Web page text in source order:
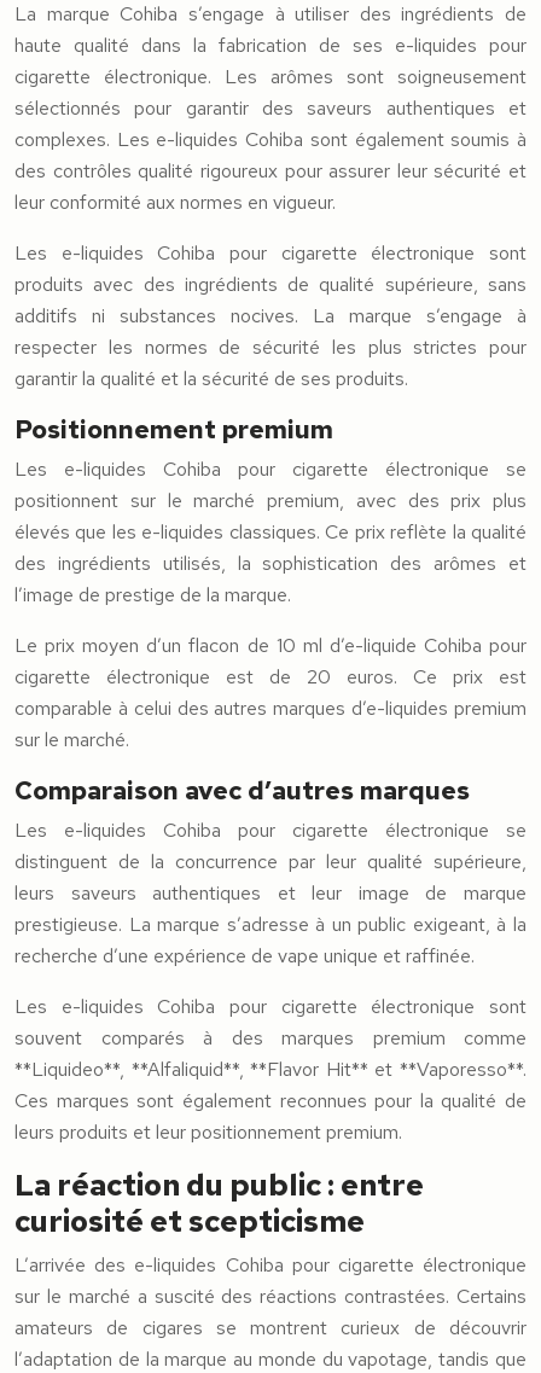
La marque Cohiba s’engage à utiliser des ingrédients de
haute qualité dans la fabrication de ses e-liquides pour
cigarette électronique. Les arômes sont soigneusement
sélectionnés pour garantir des saveurs authentiques et
complexes. Les e-liquides Cohiba sont également soumis à
des contrôles qualité rigoureux pour assurer leur sécurité et
leur conformité aux normes en vigueur.
Les e-liquides Cohiba pour cigarette électronique sont
produits avec des ingrédients de qualité supérieure, sans
additifs ni substances nocives. La marque s’engage à
respecter les normes de sécurité les plus strictes pour
garantir la qualité et la sécurité de ses produits.
Positionnement premium
Les e-liquides Cohiba pour cigarette électronique se
positionnent sur le marché premium, avec des prix plus
élevés que les e-liquides classiques. Ce prix reflète la qualité
des ingrédients utilisés, la sophistication des arômes et
l’image de prestige de la marque.
Le prix moyen d’un flacon de 10 ml d’e-liquide Cohiba pour
cigarette électronique est de 20 euros. Ce prix est
comparable à celui des autres marques d’e-liquides premium
sur le marché.
Comparaison avec d’autres marques
Les e-liquides Cohiba pour cigarette électronique se
distinguent de la concurrence par leur qualité supérieure,
leurs saveurs authentiques et leur image de marque
prestigieuse. La marque s’adresse à un public exigeant, à la
recherche d’une expérience de vape unique et raffinée.
Les e-liquides Cohiba pour cigarette électronique sont
souvent comparés à des marques premium comme
**Liquideo**, **Alfaliquid**, **Flavor Hit** et **Vaporesso**.
Ces marques sont également reconnues pour la qualité de
leurs produits et leur positionnement premium.
La réaction du public : entre
curiosité et scepticisme
L’arrivée des e-liquides Cohiba pour cigarette électronique
sur le marché a suscité des réactions contrastées. Certains
amateurs de cigares se montrent curieux de découvrir
l’adaptation de la marque au monde du vapotage, tandis que